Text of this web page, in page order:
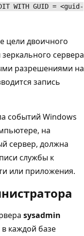
WITH GUID = <guid-
цели двоичного
сервера
разрешениями на
запись
событий Windows
на
сервер, должна
службы к
или приложения.
sysadmin
в каждой базе